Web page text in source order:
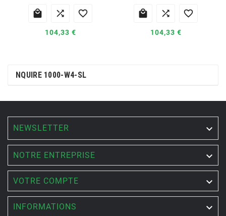
  
104,33 €
  
104,33 €
NQUIRE 1000-W4-SL
NEWSLETTER 
NOTRE ENTREPRISE 
VOTRE COMPTE 
INFORMATIONS 